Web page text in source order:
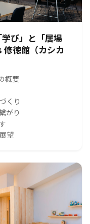
び」と「居場
徳館（カシカ
概要
くり
がり
望